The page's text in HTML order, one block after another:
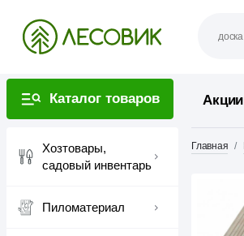
Каталог товаров
Хозтовары,
садовый инвентарь
Пиломатериал
Акции
Главная